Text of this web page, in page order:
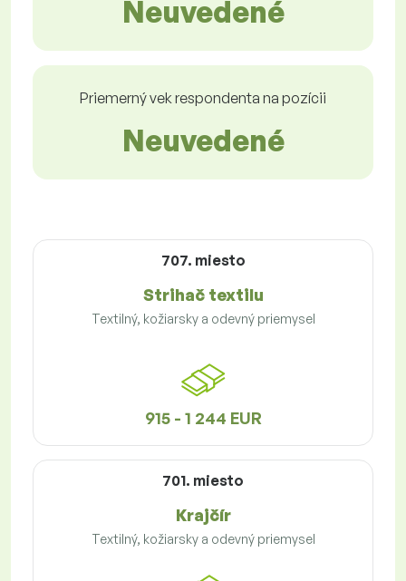
Neuvedené
Priemerný vek respondenta na pozícii
Neuvedené
707. miesto
Strihač textilu
Textilný, kožiarsky a odevný priemysel
915 - 1 244 EUR
701. miesto
Krajčír
Textilný, kožiarsky a odevný priemysel